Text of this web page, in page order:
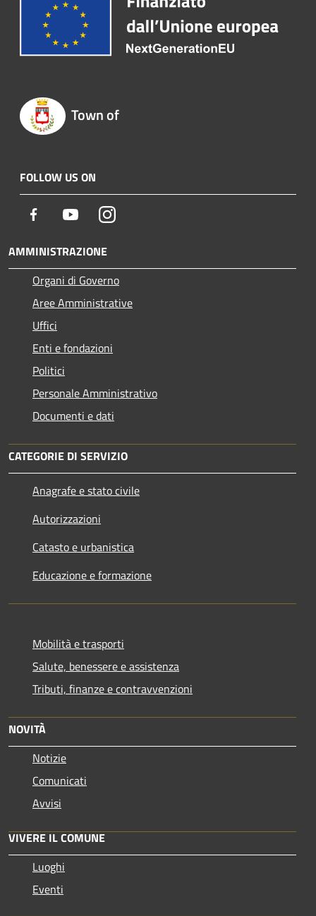
Town of
FOLLOW US ON
Facebook YoutubeInstagram
AMMINISTRAZIONE
Organi di Governo
Aree Amministrative
Uffici
Enti e fondazioni
Politici
Personale Amministrativo
Documenti e dati
CATEGORIE DI SERVIZIO
Anagrafe e stato civile
Autorizzazioni
Catasto e urbanistica
Educazione e formazione
Mobilità e trasporti
Salute, benessere e assistenza
Tributi, finanze e contravvenzioni
NOVITÀ
Notizie
Comunicati
Avvisi
VIVERE IL COMUNE
Luoghi
Eventi